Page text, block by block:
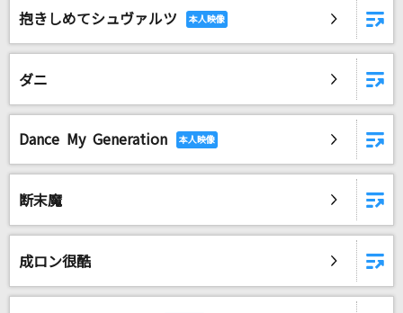
抱きしめてシュヴァルツ
ダニ
Dance My Generation
断末魔
成ロン很酷